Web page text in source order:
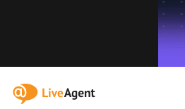
:site.title